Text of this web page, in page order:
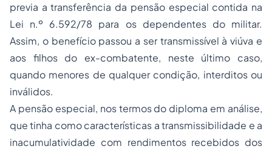
previa a transferência da pensão especial contida na
Lei n.º 6.592/78 para os dependentes do militar.
Assim, o benefício passou a ser transmissível à viúva e
aos filhos do ex-combatente, neste último caso,
quando menores de qualquer condição, interditos ou
inválidos.
A pensão especial, nos termos do diploma em análise,
que tinha como características a transmissibilidade e a
inacumulatividade com rendimentos recebidos dos